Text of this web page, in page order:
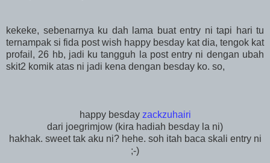
kekeke, sebenarnya ku dah lama buat entry ni tapi hari tu
ternampak si fida post wish happy besday kat dia, tengok kat
profail, 26 hb, jadi ku tangguh la post entry ni dengan ubah
skit2 komik atas ni jadi kena dengan besday ko. so,
happy besday zackzuhairi
dari joegrimjow (kira hadiah besday la ni)
hakhak. sweet tak aku ni? hehe. soh itah baca skali entry ni
;-)